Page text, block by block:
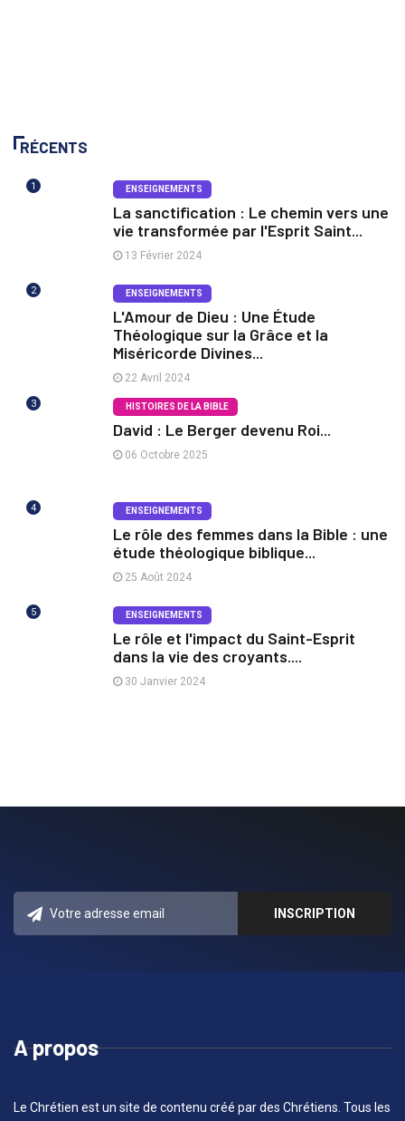
RÉCENTS
1 ENSEIGNEMENTS
La sanctification : Le chemin vers une
vie transformée par l'Esprit Saint...
13 Février 2024
2 ENSEIGNEMENTS
L'Amour de Dieu : Une Étude
Théologique sur la Grâce et la
Miséricorde Divines...
22 Avril 2024
3 HISTOIRES DE LA BIBLE
David : Le Berger devenu Roi...
06 Octobre 2025
4 ENSEIGNEMENTS
Le rôle des femmes dans la Bible : une
étude théologique biblique...
25 Août 2024
5 ENSEIGNEMENTS
Le rôle et l'impact du Saint-Esprit
dans la vie des croyants....
30 Janvier 2024
A propos
Le Chrétien est un site de contenu créé par des Chrétiens. Tous les